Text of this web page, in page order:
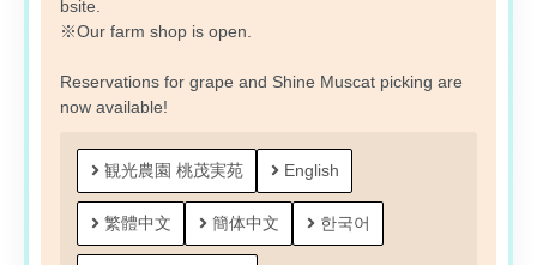
bsite.
※Our farm shop is open.
Reservations for grape and Shine Muscat picking are
now available!
観光農園 桃茂実苑 English
繁體中文 簡体中文 한국어